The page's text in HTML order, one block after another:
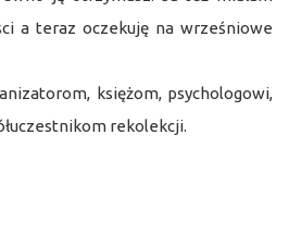
a teraz oczekuję na wrześniowe
księżom, psychologowi,
rekolekcji.